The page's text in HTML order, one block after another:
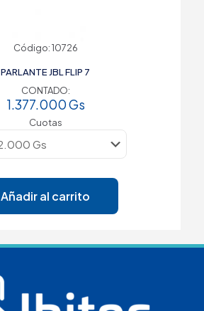
Código: 10726
PARLANTE JBL FLIP 7
CONTADO:
1.377.000Gs
Cuotas
Añadir al carrito